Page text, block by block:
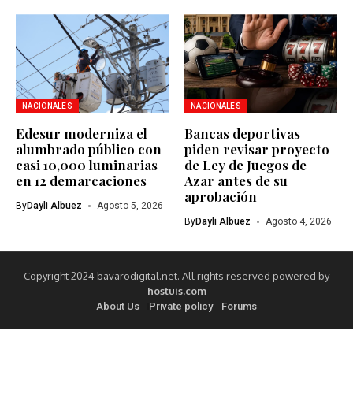
NACIONALES
Edesur moderniza el
alumbrado público con
casi 10,000 luminarias
en 12 demarcaciones
ByDayli Albuez Agosto 5, 2026
NACIONALES
Bancas deportivas
piden revisar proyecto
de Ley de Juegos de
Azar antes de su
aprobación
ByDayli Albuez Agosto 4, 2026
Copyright 2024 bavarodigital.net. All rights reserved powered by
hostuis.com
About Us Private policy Forums